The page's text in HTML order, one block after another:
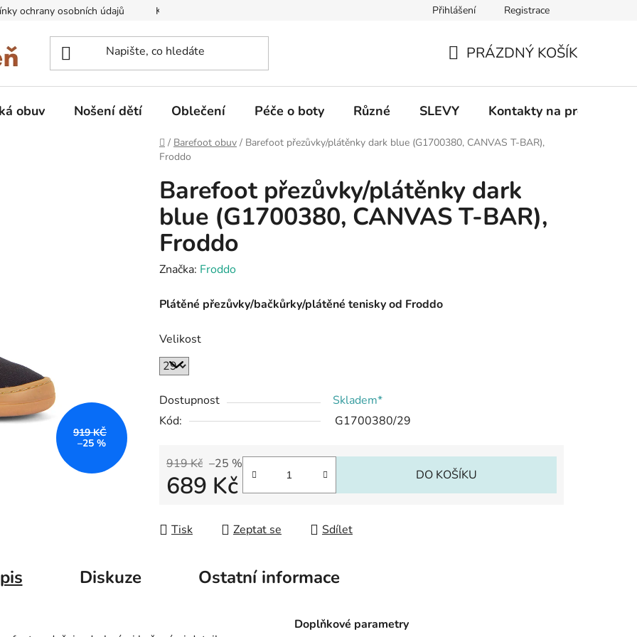
ochrany osobních údajů Kontakty na prodejny Informace k on-line platbám Odstoupení od
Přihlášení Registrace
KOŠÍK
PRÁZDNÝ KOŠÍK
obuv Nošení dětí Oblečení Péče o boty Různé SLEVY Kontakty na prodejny
Domů
/ Barefoot obuv / Barefoot přezůvky/plátěnky dark blue (G1700380, CANVAS T-BAR),
Froddo
Barefoot přezůvky/plátěnky dark
blue (G1700380, CANVAS T-BAR),
Froddo
Značka: Froddo
Plátěné přezůvky/bačkůrky/plátěné tenisky od Froddo
Velikost
Dostupnost
Skladem*
Kód:
G1700380/29
919 Kč –25 %
689 Kč DO KOŠÍKU
Tisk Zeptat se Sdílet
919 KČ
–25 %
Diskuze Ostatní informace
Doplňkové parametry